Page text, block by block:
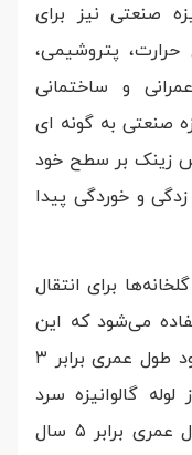
صنعتی نیز برای
پتروشیمی،
و ساختمانی
صنعتی به گونه ای
زینک بر سطح خود
زدگی و خوردگی پیدا
برای انتقال
می‌شود که این
لوله اگر در زیر خاک کار گذاشته شود طول عمری برابر ۳
لوله گالوانیزه سرد
صنعتی در گلخانه استفاده شود طول عمری برابر ۵ سال